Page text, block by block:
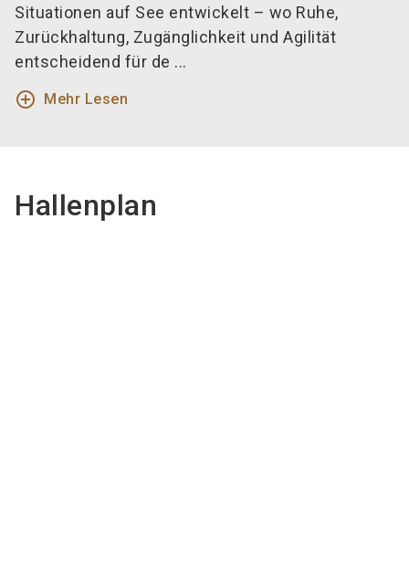
Situationen auf See entwickelt – wo Ruhe,
Zurückhaltung, Zugänglichkeit und Agilität
entscheidend für de ...
add_circle_outline Mehr Lesen
Hallenplan